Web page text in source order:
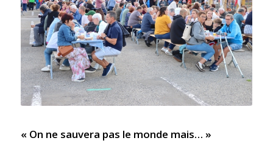
« On ne sauvera pas le monde mais… »